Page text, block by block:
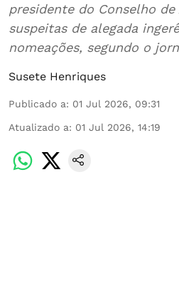
presidente do Conselho
suspeitas de alegada
nomeações, segundo o
Susete Henriques
Publicado a: 01 Jul 2026, 09:31
Atualizado a: 01 Jul 2026, 14:19